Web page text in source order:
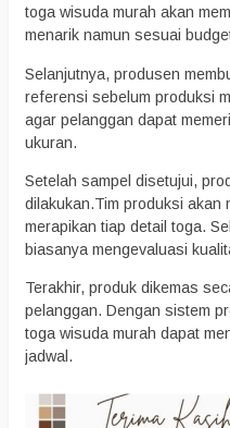
toga wisuda murah akan
menarik namun sesuai
Selanjutnya, produsen
referensi sebelum produksi
agar pelanggan dapat
ukuran.
Setelah sampel disetujui,
dilakukan.Tim produksi akan
merapikan tiap detail toga.
biasanya mengevaluasi
Terakhir, produk dikemas
pelanggan. Dengan sistem
toga wisuda murah dapat
jadwal.